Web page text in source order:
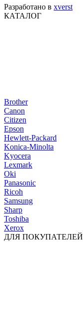
Разработано в xverst
КАТАЛОГ
Brother
Canon
Citizen
Epson
Hewlett-Packard
Konica-Minolta
Kyocera
Lexmark
Oki
Panasonic
Ricoh
Samsung
Sharp
Toshiba
Xerox
ДЛЯ ПОКУПАТЕЛЕЙ